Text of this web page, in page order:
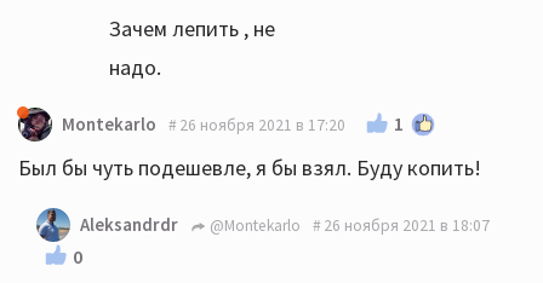
Зачем лепить , не
надо.
Montekarlo 26 ноября 2021 в 17:20 1
Был бы чуть подешевле, я бы взял. Буду копить!
Aleksandrdr @Montekarlo 26 ноября 2021 в 18:07
0